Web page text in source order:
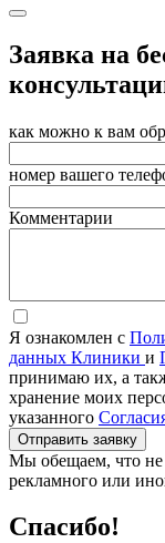
Заявка на
как можно к вам
номер вашего
Комментарии
Я ознакомлен с
данных Клиники и
принимаю их, а
хранение моих
указанного
Отправить заявку
Мы обещаем, что не
рекламного или
Спасибо!